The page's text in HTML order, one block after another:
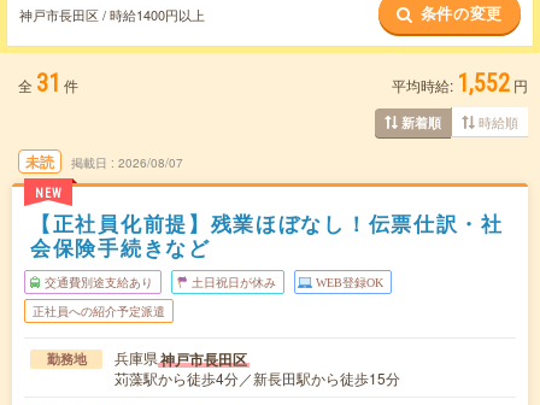
神戸市長田区 / 時給1400円以上 条件の変更
全 31 件 平均時給: 1,552 円
新着順 時給順
未読
NEW
掲載日 2026/08/07
【正社員化前提】残業ほぼなし！伝票仕訳・社
会保険手続きなど
交通費別途支給あり 土日祝日が休み WEB登録OK
正社員への紹介予定派遣
勤務地 兵庫県神戸市長田区
苅藻駅から徒歩4分／新長田駅から徒歩15分